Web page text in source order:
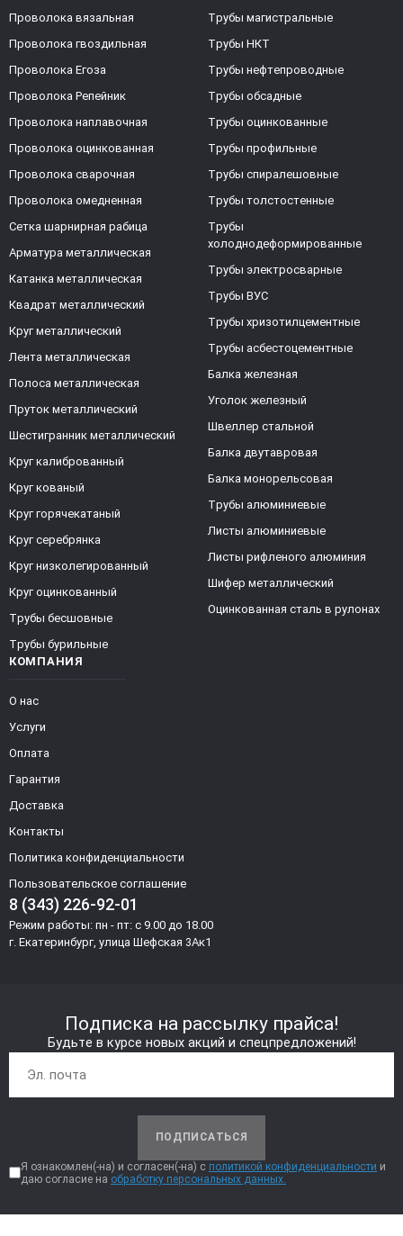
КОМПАНИЯ
О нас
Услуги
Оплата
Гарантия
Доставка
Контакты
Политика конфиденциальности
Пользовательское соглашение
8 (343) 226-92-01
Режим работы: пн - пт: с 9.00 до 18.00
г. Екатеринбург, улица Шефская 3Ак1
Проволока вязальная
Проволока гвоздильная
Проволока Егоза
Проволока Репейник
Проволока наплавочная
Проволока оцинкованная
Проволока сварочная
Проволока омедненная
Сетка шарнирная рабица
Арматура металлическая
Катанка металлическая
Квадрат металлический
Круг металлический
Лента металлическая
Полоса металлическая
Пруток металлический
Шестигранник металлический
Круг калиброванный
Круг кованый
Круг горячекатаный
Круг серебрянка
Круг низколегированный
Круг оцинкованный
Трубы бесшовные
Трубы бурильные
Трубы магистральные
Трубы НКТ
Трубы нефтепроводные
Трубы обсадные
Трубы оцинкованные
Трубы профильные
Трубы спиралешовные
Трубы толстостенные
Трубы
холоднодеформированные
Трубы электросварные
Трубы ВУС
Трубы хризотилцементные
Трубы асбестоцементные
Балка железная
Уголок железный
Швеллер стальной
Балка двутавровая
Балка монорельсовая
Трубы алюминиевые
Листы алюминиевые
Листы рифленого алюминия
Шифер металлический
Оцинкованная сталь в рулонах
Подписка на рассылку прайса!
Будьте в курсе новых акций и спецпредложений!
ПОДПИСАТЬСЯ
Я ознакомлен(-на) и согласен(-на) с политикой конфиденциальности и
даю согласие на обработку персональных данных.